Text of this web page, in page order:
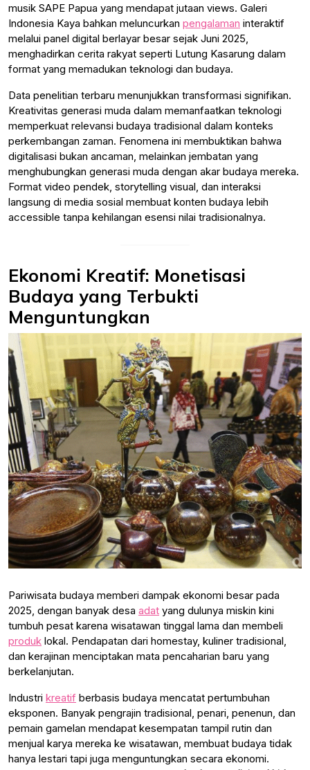
musik SAPE Papua yang mendapat jutaan views. Galeri
Indonesia Kaya bahkan meluncurkan pengalaman interaktif
melalui panel digital berlayar besar sejak Juni 2025,
menghadirkan cerita rakyat seperti Lutung Kasarung dalam
format yang memadukan teknologi dan budaya.
Data penelitian terbaru menunjukkan transformasi signifikan.
Kreativitas generasi muda dalam memanfaatkan teknologi
memperkuat relevansi budaya tradisional dalam konteks
perkembangan zaman. Fenomena ini membuktikan bahwa
digitalisasi bukan ancaman, melainkan jembatan yang
menghubungkan generasi muda dengan akar budaya mereka.
Format video pendek, storytelling visual, dan interaksi
langsung di media sosial membuat konten budaya lebih
accessible tanpa kehilangan esensi nilai tradisionalnya.
Ekonomi Kreatif: Monetisasi
Budaya yang Terbukti
Menguntungkan
Pariwisata budaya memberi dampak ekonomi besar pada
2025, dengan banyak desa adat yang dulunya miskin kini
tumbuh pesat karena wisatawan tinggal lama dan membeli
produk lokal. Pendapatan dari homestay, kuliner tradisional,
dan kerajinan menciptakan mata pencaharian baru yang
berkelanjutan.
Industri kreatif berbasis budaya mencatat pertumbuhan
eksponen. Banyak pengrajin tradisional, penari, penenun, dan
pemain gamelan mendapat kesempatan tampil rutin dan
menjual karya mereka ke wisatawan, membuat budaya tidak
hanya lestari tapi juga menguntungkan secara ekonomi.